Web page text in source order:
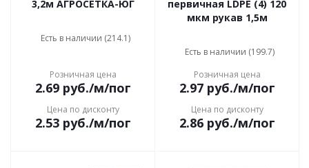
3,2м АГРОСЕТКА-ЮГ
Есть в наличии (214.1)
Розничная цена
2.69руб./м/пог
Цена по дисконту
2.53руб./м/пог
первичная LDPE (4) 120
мкм рукав 1,5м
Есть в наличии (199.7)
Розничная цена
2.97руб./м/пог
Цена по дисконту
2.86руб./м/пог